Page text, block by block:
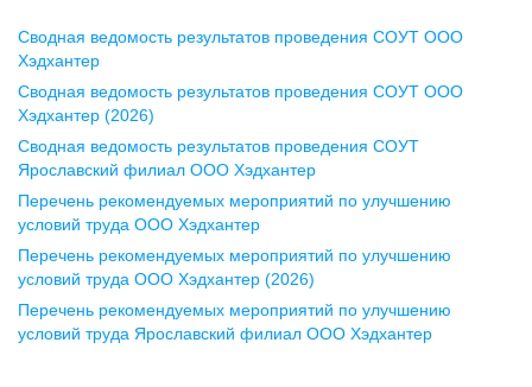
Воронеж
ул. Комиссаржевской, д. 10,
офис 1212
+7 473 280-05-05
pr@vrn.hh.ru
ул. Спартаковская, д. 2А, этаж 3,
помещение 15
+7 843 212-12-50
Сводная ведомость результатов проведения СОУТ ООО
Хэдхантер
Сводная ведомость результатов проведения СОУТ ООО
Хэдхантер (2026)
Сводная ведомость результатов проведения СОУТ
Ярославский филиал ООО Хэдхантер
Перечень рекомендуемых мероприятий по улучшению
условий труда ООО Хэдхантер
Перечень рекомендуемых мероприятий по улучшению
условий труда ООО Хэдхантер (2026)
Перечень рекомендуемых мероприятий по улучшению
условий труда Ярославский филиал ООО Хэдхантер